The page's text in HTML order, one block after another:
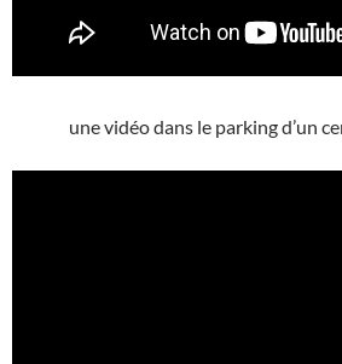
une vidéo dans le parking d’un